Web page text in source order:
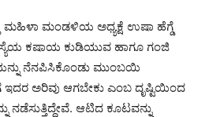
ಮಹಿಳಾ ಮಂಡಳಿಯ ಅಧ್ಯಕ್ಷೆ ಉಷಾ ಹೆಗ್ಡೆ
ಕಷಾಯ ಕುಡಿಯುವ ಹಾಗೂ ಗಂಜಿ
ನೆನಪಿಸಿಕೊಂಡು ಮುಂಬಯಿ
ಅರಿವು ಆಗಬೇಕು ಎಂಬ ದೃಷ್ಟಿಯಿಂದ
ನಡೆಸುತ್ತಿದ್ದೇವೆ. ಆಟಿದ ಕೂಟವನ್ನು